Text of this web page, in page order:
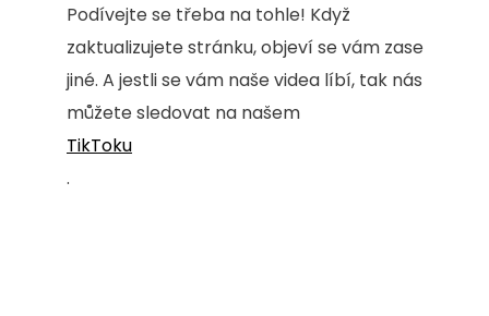
Podívejte se třeba na tohle! Když
zaktualizujete stránku, objeví se vám zase
jiné. A jestli se vám naše videa líbí, tak nás
můžete sledovat na našem
TikToku
.